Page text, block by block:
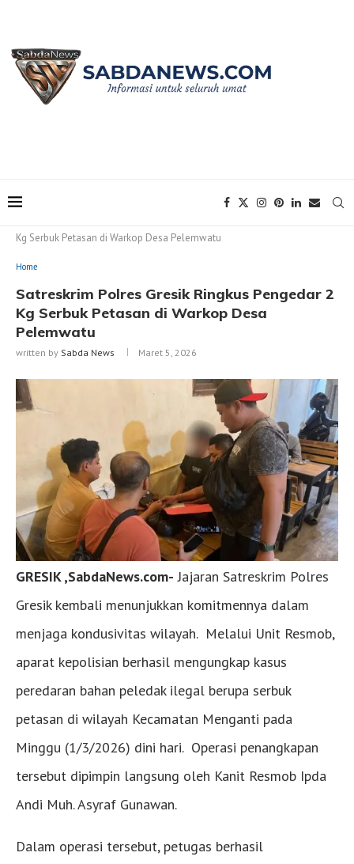
Kg Serbuk Petasan di Warkop Desa Pelemwatu
Home
Satreskrim Polres Gresik Ringkus Pengedar 2
Kg Serbuk Petasan di Warkop Desa
Pelemwatu
written by Sabda News Maret 5, 2026
GRESIK ,SabdaNews.com- Jajaran Satreskrim Polres
Gresik kembali menunjukkan komitmennya dalam
menjaga kondusivitas wilayah. Melalui Unit Resmob,
aparat kepolisian berhasil mengungkap kasus
peredaran bahan peledak ilegal berupa serbuk
petasan di wilayah Kecamatan Menganti pada
Minggu (1/3/2026) dini hari. Operasi penangkapan
tersebut dipimpin langsung oleh Kanit Resmob Ipda
Andi Muh. Asyraf Gunawan.
Dalam operasi tersebut, petugas berhasil